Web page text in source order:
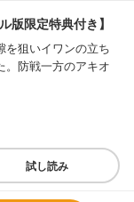
版限定特典付き】
を狙いイワンの立ち
。防戦一方のアキオ
試し読み